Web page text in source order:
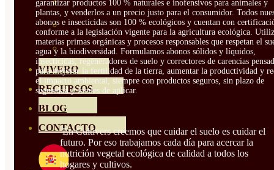
ROSALES
GERANIOS
VIVERO
RECURSOS
BLOG
CONTACTO
garantizar productos 100 % naturales e inofensivos para animales y
plantas, y venderlos a un precio justo para el consumidor. Todos
abonos e insecticidas son 100 % ecológicos y cuentan con
conforme a la legislación vigente para la agricultura ecológica.
materias primas orgánicas y procesos responsables que respetan el
agua y la biodiversidad. Formulamos abonos sólidos y líquidos,
insecticidas, regeneradores de suelo y correctores de carencias
para mejorar la fertilidad de la tierra, aumentar la productividad y
el impacto ambiental, siempre con productos seguros, sin plazo de
seguridad y fáciles de aplicar.
En Cultivers creemos que cuidar el suelo es cuidar el
futuro. Por eso trabajamos cada día para acercar la
nutrición vegetal ecológica de calidad a todos los
hogares y cultivos.